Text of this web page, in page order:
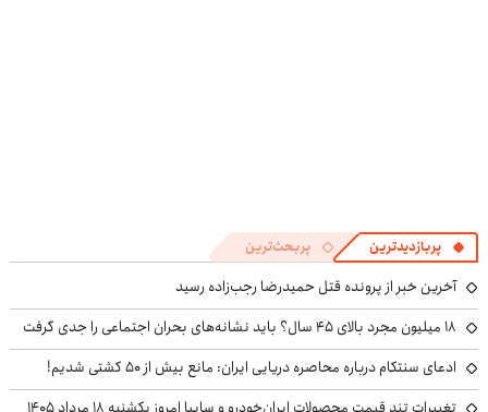
پربازدیدترین پربحث‌ترین
آخرین خبر از پرونده قتل حمیدرضا رجب‌زاده رسید
۱۸ میلیون مجرد بالای ۴۵ سال؟ باید نشانه‌های بحران اجتماعی را جدی گرفت
ادعای سنتکام درباره محاصره دریایی ایران: مانع بیش از ۵۰ کشتی شدیم!